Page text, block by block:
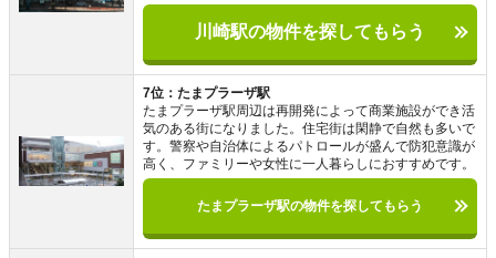
川崎駅の物件を探してもらう
7位：たまプラーザ駅
たまプラーザ駅周辺は再開発によって商業施設ができ活
気のある街になりました。住宅街は閑静で自然も多いで
す。警察や自治体によるパトロールが盛んで防犯意識が
高く、ファミリーや女性に一人暮らしにおすすめです。
たまプラーザ駅の物件を探してもらう